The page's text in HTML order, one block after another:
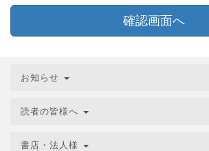
確認画面へ
お知らせ
読者の皆様へ
書店・法人様